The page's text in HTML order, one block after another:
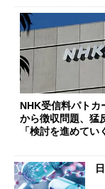
NHK受信料パトカ
から徴収問題、猛
「検討を進めてい